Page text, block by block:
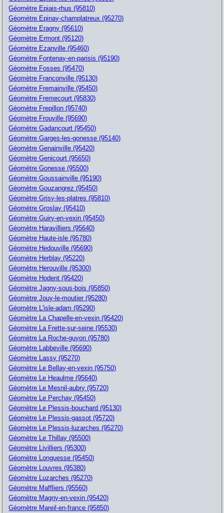
Géomètre Epiais-rhus (95810)
Géomètre Epinay-champlatreux (95270)
Géomètre Eragny (95610)
Géomètre Ermont (95120)
Géomètre Ezanville (95460)
Géomètre Fontenay-en-parisis (95190)
Géomètre Fosses (95470)
Géomètre Franconville (95130)
Géomètre Fremainville (95450)
Géomètre Fremecourt (95830)
Géomètre Frepillon (95740)
Géomètre Frouville (95690)
Géomètre Gadancourt (95450)
Géomètre Garges-les-gonesse (95140)
Géomètre Genainville (95420)
Géomètre Genicourt (95650)
Géomètre Gonesse (95500)
Géomètre Goussainville (95190)
Géomètre Gouzangrez (95450)
Géomètre Grisy-les-platres (95810)
Géomètre Groslay (95410)
Géomètre Guiry-en-vexin (95450)
Géomètre Haravilliers (95640)
Géomètre Haute-isle (95780)
Géomètre Hedouville (95690)
Géomètre Herblay (95220)
Géomètre Herouville (95300)
Géomètre Hodent (95420)
Géomètre Jagny-sous-bois (95850)
Géomètre Jouy-le-moutier (95280)
Géomètre L'isle-adam (95290)
Géomètre La Chapelle-en-vexin (95420)
Géomètre La Frette-sur-seine (95530)
Géomètre La Roche-guyon (95780)
Géomètre Labbeville (95690)
Géomètre Lassy (95270)
Géomètre Le Bellay-en-vexin (95750)
Géomètre Le Heaulme (95640)
Géomètre Le Mesnil-aubry (95720)
Géomètre Le Perchay (95450)
Géomètre Le Plessis-bouchard (95130)
Géomètre Le Plessis-gassot (95720)
Géomètre Le Plessis-luzarches (95270)
Géomètre Le Thillay (95500)
Géomètre Livilliers (95300)
Géomètre Longuesse (95450)
Géomètre Louvres (95380)
Géomètre Luzarches (95270)
Géomètre Maffliers (95560)
Géomètre Magny-en-vexin (95420)
Géomètre Mareil-en-france (95850)